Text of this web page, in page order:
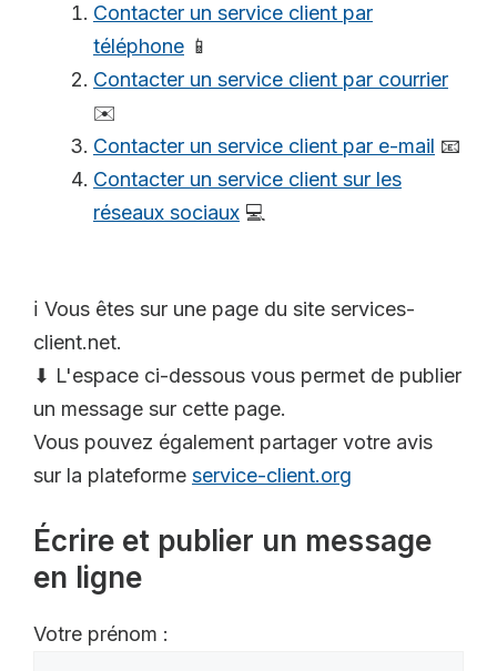
Contacter un service client par
téléphone 📱
Contacter un service client par courrier
✉️
Contacter un service client par e-mail 📧
Contacter un service client sur les
réseaux sociaux 💻
ℹ️ Vous êtes sur une page du site services-
client.net.
⬇ L'espace ci-dessous vous permet de publier
un message sur cette page.
Vous pouvez également partager votre avis
sur la plateforme service-client.org
Écrire et publier un message
en ligne
Votre prénom :